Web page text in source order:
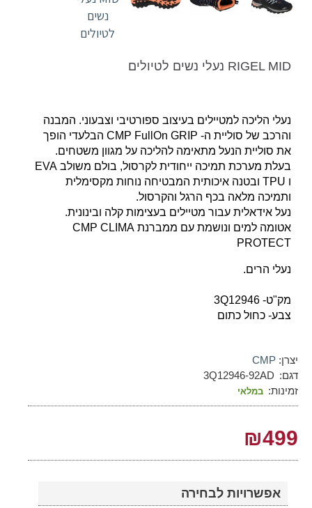
RIGEL MID נעלי נשים לטיולים
נעלי הליכה למטיילים בעיצוב ספורטיבי וצבעוני. המבנה
והרכב של סוליית ה- CMP FullOn GRIP הבלעדי הופך
את סוליית הנעל מתאימה להליכה על מגוון משטחים.
בעלת מערכת תמיכה ייחודית לקרסול, בולם משולב EVA
ו TPU ובטנה איכותית המבטיחה נוחות מקסימלית
ותמיכה מלאה בכף הרגל והקרסול.
נעל אידאלית עבור מטיילים בעצימות קלה ובינונית.
אטומה למים ונושמת עם ממברנת CMP CLIMA
PROTECT
נעלי הרים.
מק"ט- 3Q12946
צבע- כחול כתום
יצרן: CMP
דגם: 3Q12946-92AD
זמינות: במלאי
₪499
אפשרויות לבחירה